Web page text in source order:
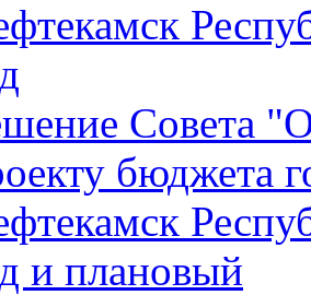
Совета
бюджета
и плановый